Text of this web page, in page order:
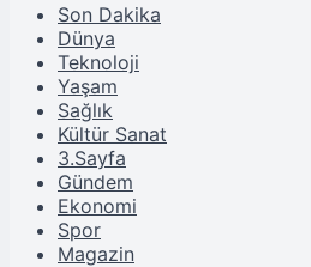
Son Dakika
Dünya
Teknoloji
Yaşam
Sağlık
Kültür Sanat
3.Sayfa
Gündem
Ekonomi
Spor
Magazin